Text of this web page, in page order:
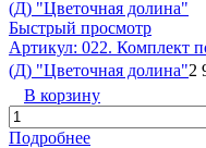
Быстрый просмотр
Артикул: 022. Комплект
(Д) "Цветочная долина"2
В корзину
Подробнее